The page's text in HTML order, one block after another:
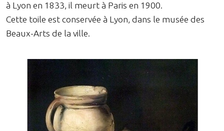
à Lyon en 1833, il meurt à Paris en 1900.
Cette toile est conservée à Lyon, dans le musée des
Beaux-Arts de la ville.